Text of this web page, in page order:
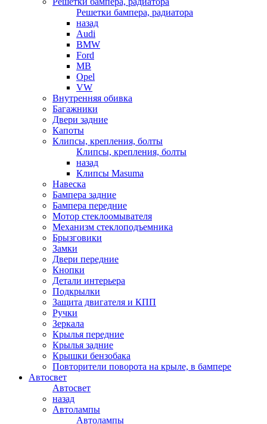
Решетки бампера, радиатора
назад
Audi
BMW
Ford
MB
Opel
VW
Внутренняя обивка
Багажники
Двери задние
Капоты
Клипсы, крепления, болты
Клипсы, крепления, болты
назад
Клипсы Masuma
Навеска
Бампера задние
Бампера передние
Мотор стеклоомывателя
Механизм стеклоподъемника
Брызговики
Замки
Двери передние
Кнопки
Детали интерьера
Подкрылки
Защита двигателя и КПП
Ручки
Зеркала
Крылья передние
Крылья задние
Крышки бензобака
Повторители поворота на крыле, в бампере
Автосвет
Автосвет
назад
Автолампы
Автолампы